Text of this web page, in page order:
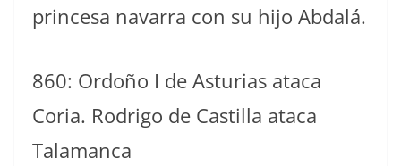
princesa navarra con su hijo Abdalá.
860: Ordoño I de Asturias ataca
Coria. Rodrigo de Castilla ataca
Talamanca